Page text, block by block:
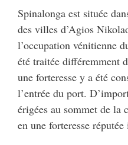
Spinalonga est située
des villes d’Agios
l’occupation vénitienne
été traitée différemment
une forteresse y a été
l’entrée du port.
érigées au sommet de
en une forteresse